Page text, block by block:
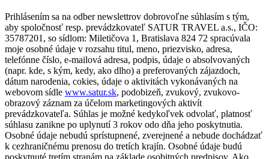
Prihlásením sa na odber newslettrov dobrovoľne súhlasím s tým,
aby spoločnosť resp. prevádzkovateľ SATUR TRAVEL a.s., IČO:
35787201, so sídlom: Miletičova 1, Bratislava 824 72 spracúvala
moje osobné údaje v rozsahu titul, meno, priezvisko, adresa,
telefónne číslo, e-mailová adresa, podpis, údaje o absolvovaných
(napr. kde, s kým, kedy, ako dlho) a preferovaných zájazdoch,
dátum narodenia, cokies, údaje o aktivitách vykonávaných na
webovom sídle www.satur.sk, podobizeň, zvukový, zvukovo-
obrazový záznam za účelom marketingových aktivít
prevádzkovateľa. Súhlas je možné kedykoľvek odvolať, platnosť
súhlasu zanikne po uplynutí 3 rokov odo dňa jeho poskytnutia.
Osobné údaje nebudú sprístupnené, zverejnené a nebude dochádzať
k cezhraničnému prenosu do tretích krajín. Osobné údaje budú